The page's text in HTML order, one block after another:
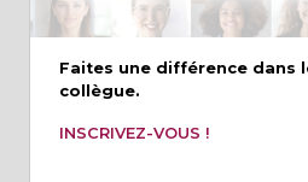
Faites une différence dans
collègue.
INSCRIVEZ-VOUS !